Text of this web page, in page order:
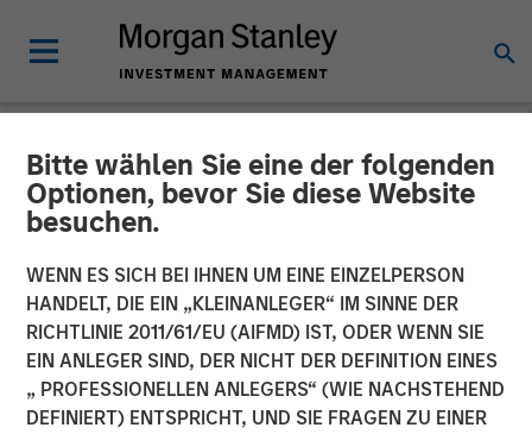
Bitte wählen Sie eine der folgenden
Optionen, bevor Sie diese Website
besuchen.
WENN ES SICH BEI IHNEN UM EINE EINZELPERSON
HANDELT, DIE EIN „KLEINANLEGER“ IM SINNE DER
RICHTLINIE 2011/61/EU (AIFMD) IST, ODER WENN SIE
EIN ANLEGER SIND, DER NICHT DER DEFINITION EINES
„ PROFESSIONELLEN ANLEGERS“ (WIE NACHSTEHEND
DEFINIERT) ENTSPRICHT, UND SIE FRAGEN ZU EINER
NEWSROOM
Dataminr Announces
$475M Financing Round,
Raising its Valuation to
$4.1B